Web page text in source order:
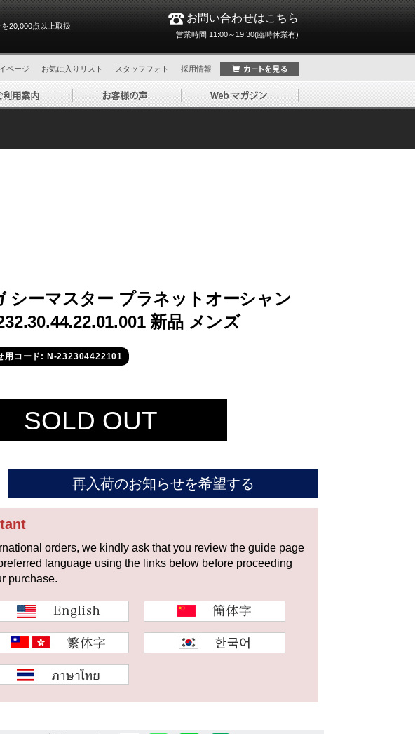
20,000点以上取扱
お問い合わせはこちら
営業時間 11:00～19:30(臨時休業有)
ページ お気に入りリスト スタッフフォト 採用情報
シーマスター プラネットオーシャン
新品 メンズ
用コード: N-232304422101
SOLD OUT
再入荷のお知らせを希望する
orders, we kindly ask that you review the guide page
language using the links below before proceeding
purchase.